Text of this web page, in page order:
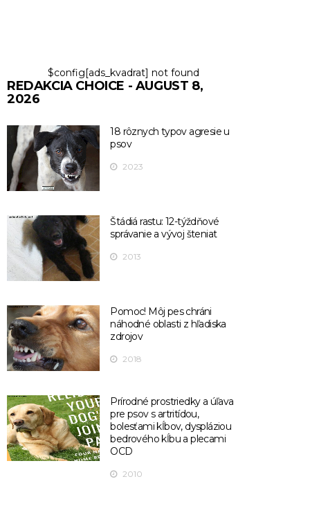
$config[ads_kvadrat] not found
REDAKCIA CHOICE - AUGUST 8,
2026
18 rôznych typov agresie u
psov
2023
Štádiá rastu: 12-týždňové
správanie a vývoj šteniat
2013
Pomoc! Môj pes chráni
náhodné oblasti z hľadiska
zdrojov
2018
Prírodné prostriedky a úľava
pre psov s artritídou,
bolesťami kĺbov, dyspláziou
bedrového kĺbu a plecami
OCD
2010